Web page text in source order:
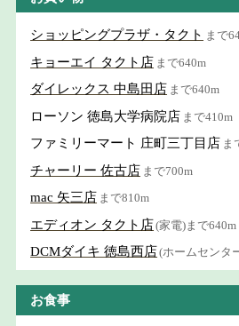
ショッピングプラザ・タクト まで
キョーエイ タクト店 まで640m
ダイレックス 中島田店 まで640m
ローソン 徳島大学病院店 まで410m
ファミリーマート 庄町三丁目店 ま
チャーリー 佐古店 まで700m
mac 矢三店 まで810m
エディオン タクト店(家電)まで640m
DCMダイキ 徳島西店(ホームセンタ
お食事